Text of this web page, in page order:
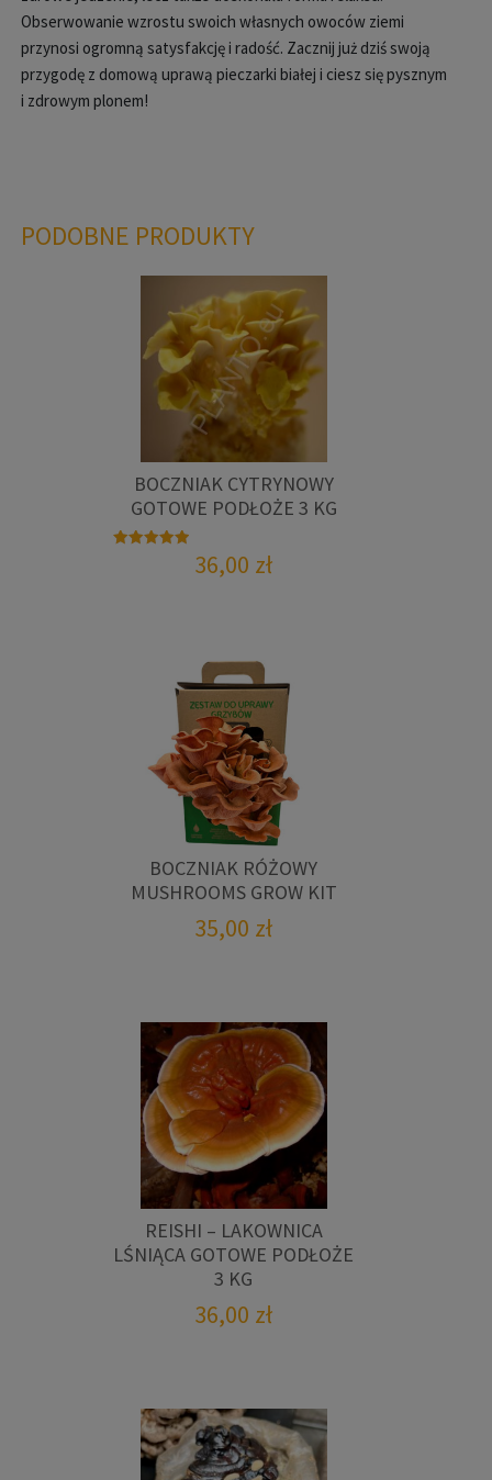
Obserwowanie wzrostu swoich własnych owoców ziemi
przynosi ogromną satysfakcję i radość. Zacznij już dziś swoją
przygodę z domową uprawą pieczarki białej i ciesz się pysznym
i zdrowym plonem!
PODOBNE PRODUKTY
BOCZNIAK CYTRYNOWY
GOTOWE PODŁOŻE 3 KG
36,00 zł
BOCZNIAK RÓŻOWY
MUSHROOMS GROW KIT
35,00 zł
REISHI – LAKOWNICA
LŚNIĄCA GOTOWE PODŁOŻE
3 KG
36,00 zł